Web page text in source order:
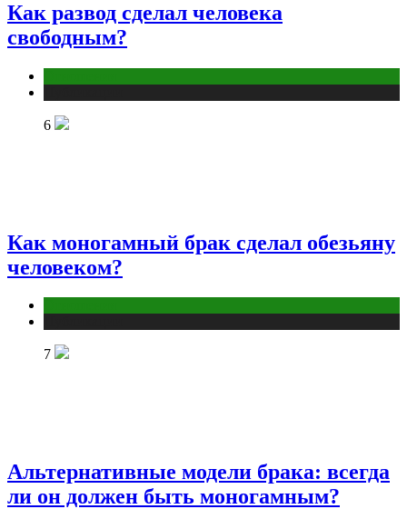
Как развод сделал человека
свободным?
6
Как моногамный брак сделал обезьяну
человеком?
7
Альтернативные модели брака: всегда
ли он должен быть моногамным?